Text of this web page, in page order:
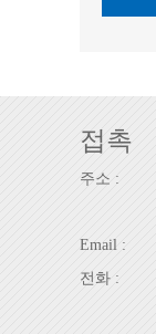
접촉
주소 :
Email :
전화 :